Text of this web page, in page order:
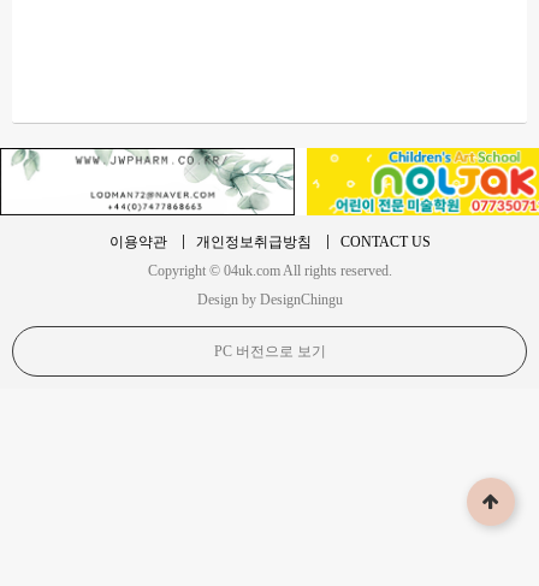
이용약관 개인정보취급방침
CONTACT US
Copyright © 04uk.com All rights reserved.
Design by DesignChingu
PC 버전으로 보기